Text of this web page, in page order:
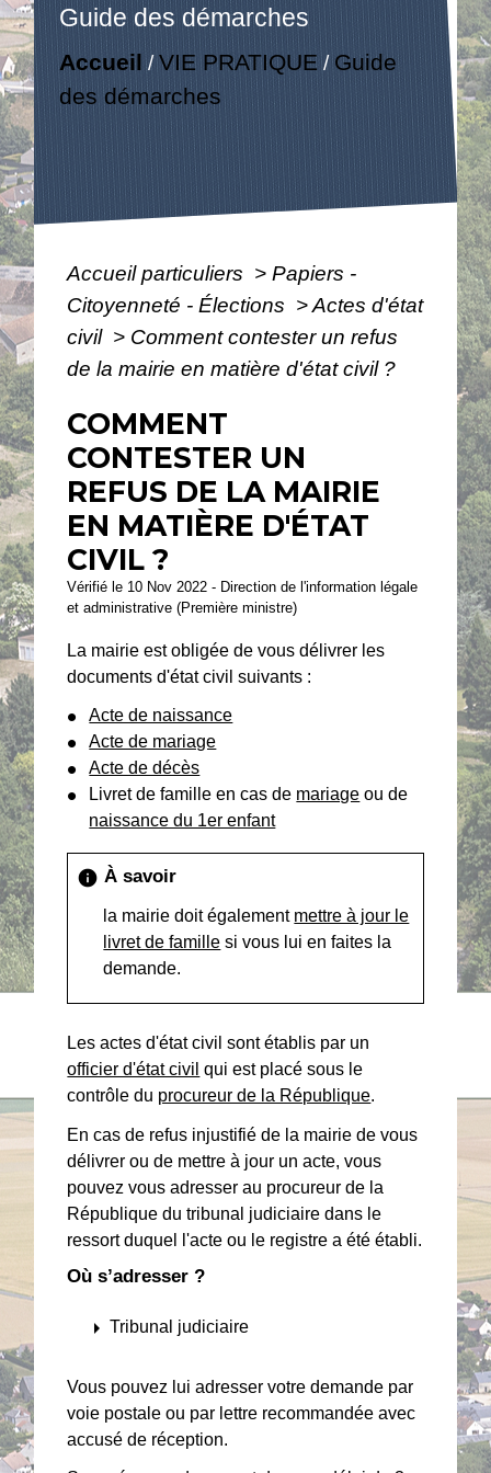
Guide des démarches
Accueil /VIE PRATIQUE / Guide
des démarches
Accueil particuliers > Papiers -
Citoyenneté - Élections >Actes d'état
civil > Comment contester un refus
de la mairie en matière d'état civil ?
COMMENT
CONTESTER UN
REFUS DE LA MAIRIE
EN MATIÈRE D'ÉTAT
CIVIL ?
Vérifié le 10 Nov 2022 - Direction de l'information légale
et administrative (Première ministre)
La mairie est obligée de vous délivrer les
documents d'état civil suivants :
Acte de naissance
Acte de mariage
Acte de décès
Livret de famille en cas de mariage ou de
naissance du 1er enfant
info À savoir
la mairie doit également mettre à jour le
livret de famille si vous lui en faites la
demande.
Les actes d'état civil sont établis par un
officier d'état civil qui est placé sous le
contrôle du procureur de la République.
En cas de refus injustifié de la mairie de vous
délivrer ou de mettre à jour un acte, vous
pouvez vous adresser au procureur de la
République du tribunal judiciaire dans le
ressort duquel l'acte ou le registre a été établi.
Où s’adresser ?
arrow_rightTribunal judiciaire
Vous pouvez lui adresser votre demande par
voie postale ou par lettre recommandée avec
accusé de réception.